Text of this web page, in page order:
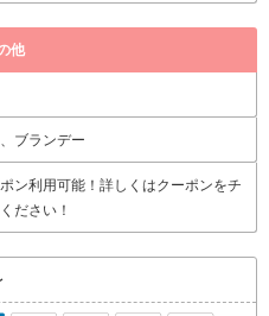
他
ブランデー
ン利用可能！詳しくはクーポンをチ
ださい！